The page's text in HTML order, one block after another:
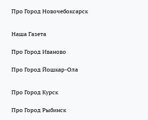
Про Город Новочебоксарск
Наша Газета
Про Город Иваново
Про Город Йошкар-Ола
Про Город Курск
Про Город Рыбинск